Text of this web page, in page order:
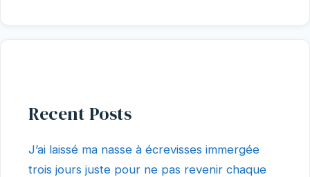
Recent Posts
J’ai laissé ma nasse à écrevisses immergée
trois jours juste pour ne pas revenir chaque